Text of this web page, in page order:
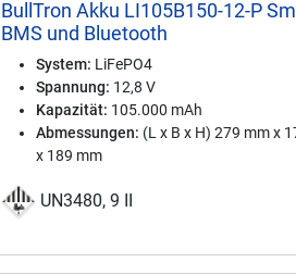
BullTron Akku LI105B150-12-P
BMS und Bluetooth
System: LiFePO4
Spannung: 12,8 V
Kapazität: 105.000 mAh
Abmessungen: (L x B x H) 279 mm x
x 189 mm
UN3480, 9 II